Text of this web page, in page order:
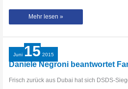
Daniele
–
Teil
Mehr lesen »
Juni 15 2015
Daniele Negroni beantwortet
Frisch zurück aus Dubai hat sich DSDS-